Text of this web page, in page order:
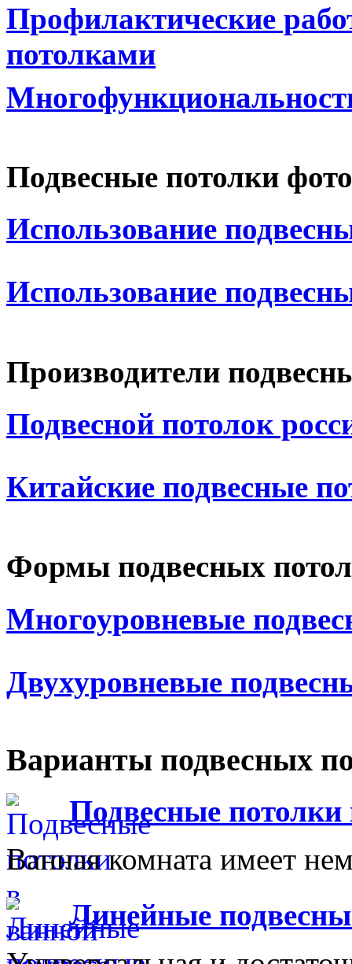
Профилактические
потолками
Подвесные потолки
Использование
Использование
Производители
Подвесной потолок
Китайские подвесные
Формы подвесных
Многоуровневые
Двухуровневые
Варианты подвесных
Подвесные потолки
Ванная комната имеет
Линейные